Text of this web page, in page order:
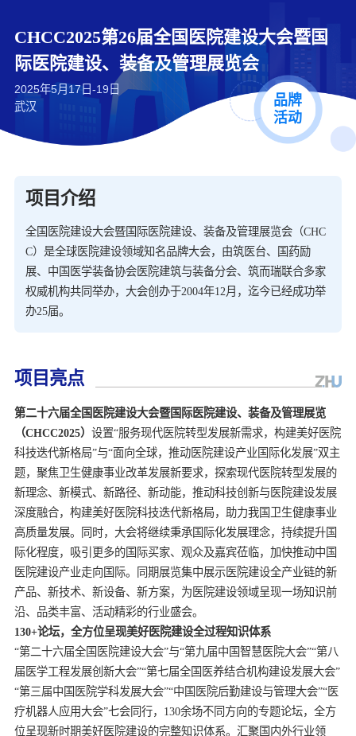
CHCC2025第26届全国医院建设大会暨国
际医院建设、装备及管理展览会
2025年5月17日-19日
武汉
品牌
活动
项目介绍
全国医院建设大会暨国际医院建设、装备及管理展览会（CHC
C）是全球医院建设领域知名品牌大会，由筑医台、国药励
展、中国医学装备协会医院建筑与装备分会、筑而瑞联合多家
权威机构共同举办，大会创办于2004年12月，迄今已经成功举
办25届。
项目亮点
第二十六届全国医院建设大会暨国际医院建设、装备及管理展览
（CHCC2025） 设置“服务现代医院转型发展新需求，构建美好医院
科技迭代新格局”与“面向全球，推动医院建设产业国际化发展”双主
题，聚焦卫生健康事业改革发展新要求，探索现代医院转型发展的
新理念、新模式、新路径、新动能，推动科技创新与医院建设发展
深度融合，构建美好医院科技迭代新格局，助力我国卫生健康事业
高质量发展。同时，大会将继续秉承国际化发展理念，持续提升国
际化程度，吸引更多的国际买家、观众及嘉宾莅临，加快推动中国
医院建设产业走向国际。同期展览集中展示医院建设全产业链的新
产品、新技术、新设备、新方案，为医院建设领域呈现一场知识前
130+论坛，全方位呈现美好医院建设全过程知识体系
“第二十六届全国医院建设大会”与“第九届中国智慧医院大会”“第八
届医学工程发展创新大会”“第七届全国医养结合机构建设发展大会”
“第三届中国医院学科发展大会”“中国医院后勤建设与管理大会”“医
疗机器人应用大会”七会同行，130余场不同方向的专题论坛，全方
位呈现新时期美好医院建设的完整知识体系。汇聚国内外行业领